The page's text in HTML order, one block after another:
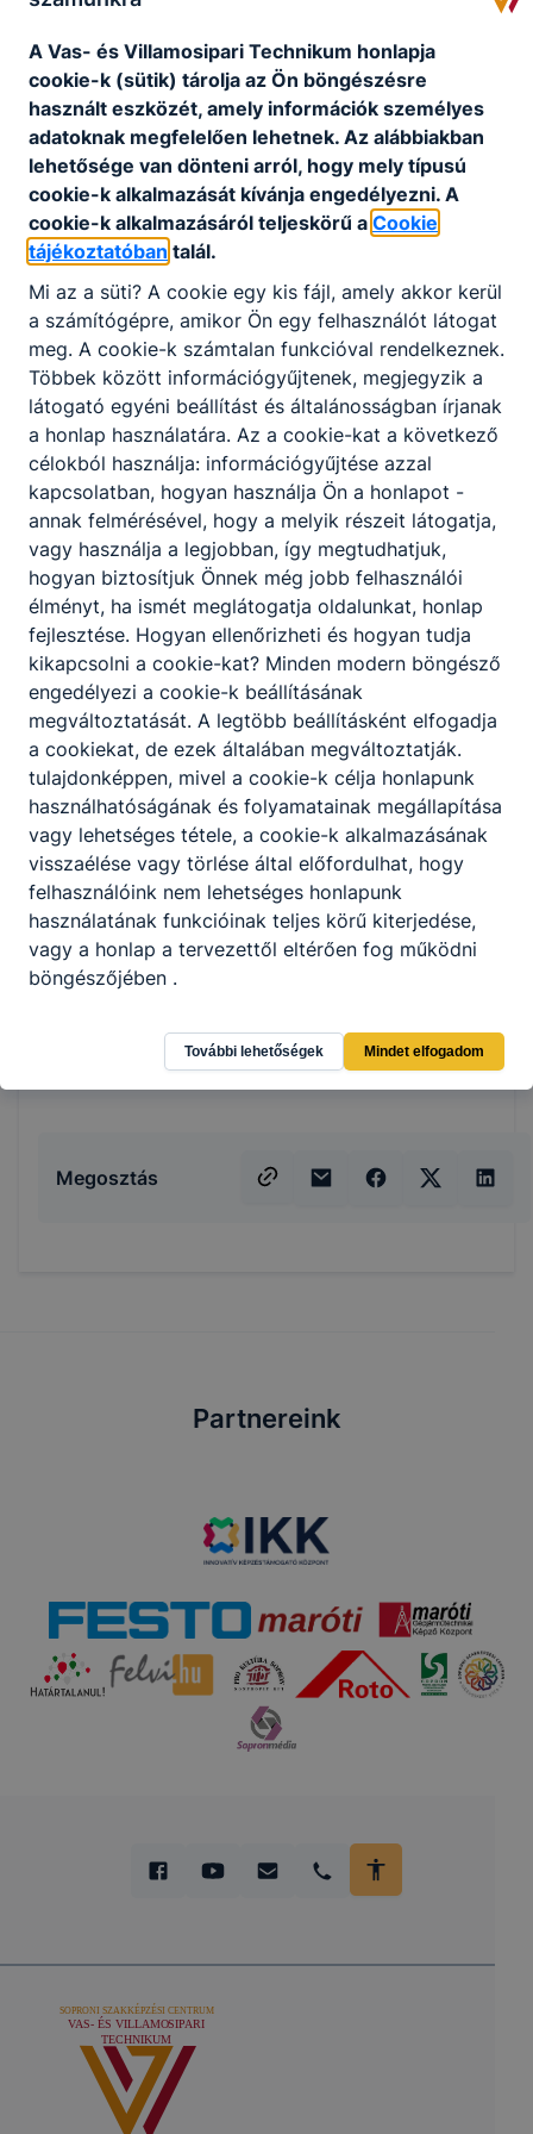
beállítások elvégzése is.
Ajánlott mindazon ﬁatalok számára, akiket
nemcsak vonz a villamosság, de készek a felelős
munkavégzésre egy olyan szakmában, amely
napjainkra rendkívül felértékelődött. A szakma jó
perspektívát és változatos feladatokat kínál.
KOMPETENCIAELVÁRÁS
Logikai gondolkodás, jó szemmérték, tér- és
színlátás, önállóság, kézügyesség,
problémamegoldó képesség, csapatmunkában
együttműködési készség.
A SZAKKÉPZETTSÉGGEL RENDELKEZŐ
fogyasztásmérő helyet alakít ki, lakás és
épület elosztó berendezést szerel, erős- és
gyengeáramú hálózatot létesít;
hagyományos és intelligens épület villamos
berendezését szereli, javítja, karbantartja,
kezelését betanítja;
egyszerű multimédiás és kommunikációs
alkalmazásokat kezel, terveket, műszaki
leírásokat olvas, értelmez;
kisgépeket, mérőműszereket,
kéziszerszámokat használ a technológiai
alapműveleteknél.
ISKOLASPECIFIKUS INFORMÁCIÓK A KÉPZÉSHEZ
2 éves, közismeret nélküli szakképzés. A belépés
feltétele 10. osztály elvégzése és az egészségügyi
alkalmasság. A bementi kompetenciák és az
(beszámítással) egy év alatt is elvégezni a
Megosztás
Partnereink
A Vas- és Villamosipari Technikum honlapja
cookie-k (sütik) tárolja az Ön böngészésre
használt eszközét, amely információk személyes
adatoknak megfelelően lehetnek. Az alábbiakban
lehetősége van dönteni arról, hogy mely típusú
cookie-k alkalmazását kívánja engedélyezni. A
cookie-k alkalmazásáról teljeskörű a Cookie
tájékoztatóban talál.
Mi az a süti? A cookie egy kis fájl, amely akkor kerül
a számítógépre, amikor Ön egy felhasználót látogat
meg. A cookie-k számtalan funkcióval rendelkeznek.
Többek között információgyűjtenek, megjegyzik a
látogató egyéni beállítást és általánosságban írjanak
a honlap használatára. Az a cookie-kat a következő
célokból használja: információgyűjtése azzal
kapcsolatban, hogyan használja Ön a honlapot -
annak felmérésével, hogy a melyik részeit látogatja,
vagy használja a legjobban, így megtudhatjuk,
hogyan biztosítjuk Önnek még jobb felhasználói
élményt, ha ismét meglátogatja oldalunkat, honlap
fejlesztése. Hogyan ellenőrizheti és hogyan tudja
kikapcsolni a cookie-kat? Minden modern böngésző
engedélyezi a cookie-k beállításának
megváltoztatását. A legtöbb beállításként elfogadja
a cookiekat, de ezek általában megváltoztatják.
tulajdonképpen, mivel a cookie-k célja honlapunk
használhatóságának és folyamatainak megállapítása
vagy lehetséges tétele, a cookie-k alkalmazásának
visszaélése vagy törlése által előfordulhat, hogy
felhasználóink ​​nem lehetséges honlapunk
használatának funkcióinak teljes körű kiterjedése,
vagy a honlap a tervezettől eltérően fog működni
böngészőjében .
További lehetőségek Mindet elfogadom